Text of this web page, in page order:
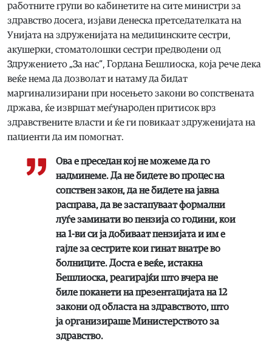
работните групи во кабинетите на сите министри за
здравство досега, изјави денеска претседателката на
Унијата на здруженијата на медицинските сестри,
акушерки, стоматолошки сестри предводени од
Здружението „За нас“, Гордана Бешлиоска, која рече дека
веќе нема да дозволат и натаму да бидат
маргинализирани при носењето закони во сопствената
држава, ќе извршат меѓународен притисок врз
здравствените власти и ќе ги повикаат здруженијата на
пациенти да им помогнат.
Ова е преседан кој не можеме да го
надминеме. Да не бидете во процес на
сопствен закон, да не бидете на јавна
расправа, да ве застапуваат формални
луѓе заминати во пензија со години, кои
на 1-ви си ја добиваат пензијата и им е
гајле за сестрите кои гинат внатре во
болниците. Доста е веќе, истакна
Бешлиоска, реагирајќи што вчера не
биле поканети на презентацијата на 12
закони од областа на здравството, што
ја организираше Министерството за
здравство.